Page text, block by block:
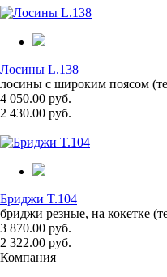
Лосины L.138
лосины с широким поясом
4 050.00 руб.
2 430.00 руб.
Бриджи T.104
бриджи резные, на кокетке
3 870.00 руб.
2 322.00 руб.
Компания